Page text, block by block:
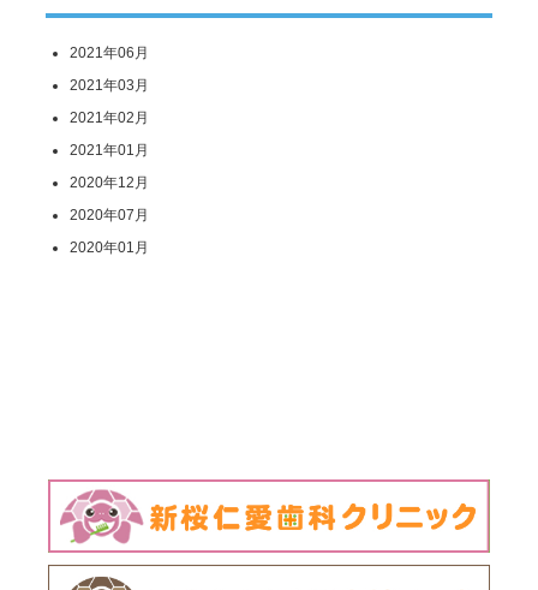
2021年06月
2021年03月
2021年02月
2021年01月
2020年12月
2020年07月
2020年01月